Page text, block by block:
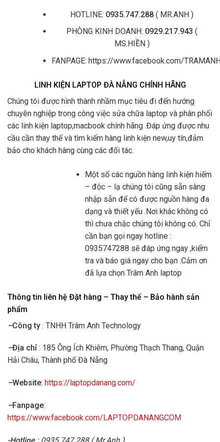
HOTLINE: 0935.747.288 ( MR.ANH )
PHÒNG KINH DOANH: 0929.217.943 (
MS.HIỀN )
FANPAGE: https://www.facebook.com/
LINH KIỆN LAPTOP ĐÀ NẴNG CHÍNH HÃNG
Chúng tôi được hình thành nhầm mục tiêu đi đến hướng
chuyên nghiệp trong công việc sửa chữa laptop và phân phối
các linh kiện laptop,macbook chính hãng .Đáp ứng được nhu
cầu cần thay thế và tìm kiếm hàng linh kiện new,uy tín,đảm
bảo cho khách hàng cùng các đối tác.
Một số các nguồn hàng linh kiện hiếm
– độc – lạ chúng tôi cũng sẵn sàng
nhập sẵn để có được nguồn hàng đa
dạng và thiết yếu .Nơi khác không có
thì chưa chắc chúng tôi không có. Chỉ
cần bạn gọi ngay hotline :
0935747288 sẽ đáp ứng ngay ,kiểm
tra và báo giá ngay cho bạn .Cảm ơn
đã lựa chọn Trâm Anh laptop
Thông tin liên hệ Đặt hàng – Thay thế – Bảo hành sản
phẩm
–Công ty : TNHH Trâm Anh Technology
–Địa chỉ : 185 Ông Ích Khiêm, Phường Thạch Thang, Quận
Hải Châu, Thành phố Đà Nẵng
–Website: https://laptopdanang.com/
–Fanpage:
https://www.facebook.com/LAPTOPDANANGCOM